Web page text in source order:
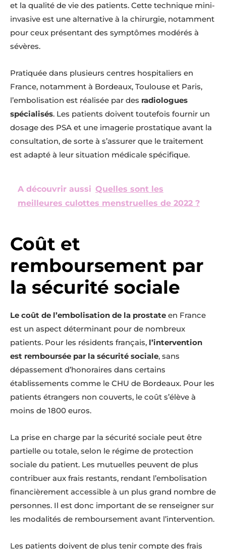
et la qualité de vie des patients. Cette technique mini-
invasive est une alternative à la chirurgie, notamment
pour ceux présentant des symptômes modérés à
sévères.
Pratiquée dans plusieurs centres hospitaliers en
France, notamment à Bordeaux, Toulouse et Paris,
l’embolisation est réalisée par des radiologues
spécialisés. Les patients doivent toutefois fournir un
dosage des PSA et une imagerie prostatique avant la
consultation, de sorte à s’assurer que le traitement
est adapté à leur situation médicale spécifique.
A découvrir aussi Quelles sont les
meilleures culottes menstruelles de 2022 ?
Coût et
remboursement par
la sécurité sociale
Le coût de l’embolisation de la prostate en France
est un aspect déterminant pour de nombreux
patients. Pour les résidents français, l’intervention
est remboursée par la sécurité sociale, sans
dépassement d’honoraires dans certains
établissements comme le CHU de Bordeaux. Pour les
patients étrangers non couverts, le coût s’élève à
moins de 1800 euros.
La prise en charge par la sécurité sociale peut être
partielle ou totale, selon le régime de protection
sociale du patient. Les mutuelles peuvent de plus
contribuer aux frais restants, rendant l’embolisation
financièrement accessible à un plus grand nombre de
personnes. Il est donc important de se renseigner sur
les modalités de remboursement avant l’intervention.
Les patients doivent de plus tenir compte des frais